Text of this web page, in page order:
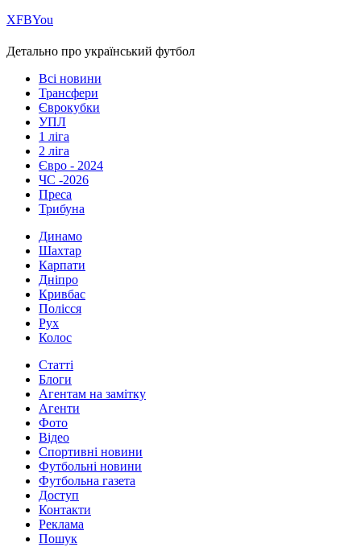
ХFBYou
Детально про український футбол
Всі новини
Трансфери
Єврокубки
УПЛ
1 ліга
2 ліга
Євро - 2024
ЧС -2026
Преса
Трибуна
Динамо
Шахтар
Карпати
Дніпро
Кривбас
Полісся
Рух
Колос
Статті
Блоги
Агентам на замітку
Агенти
Фото
Відео
Спортивні новини
Футбольні новини
Футбольна газета
Доступ
Контакти
Реклама
Пошук